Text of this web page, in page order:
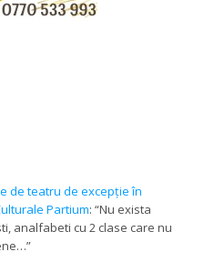
de teatru de excepție în
Partium: “Nu exista
analfabeti cu 2 clase care nu
”